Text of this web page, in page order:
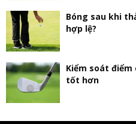
Bóng sau khi
hợp lệ?
Kiểm soát điểm
tốt hơn